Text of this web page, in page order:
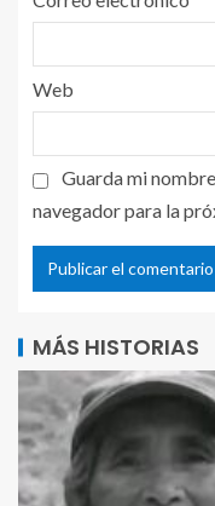
Web
Guarda mi
navegador para la
MÁS HISTORIAS